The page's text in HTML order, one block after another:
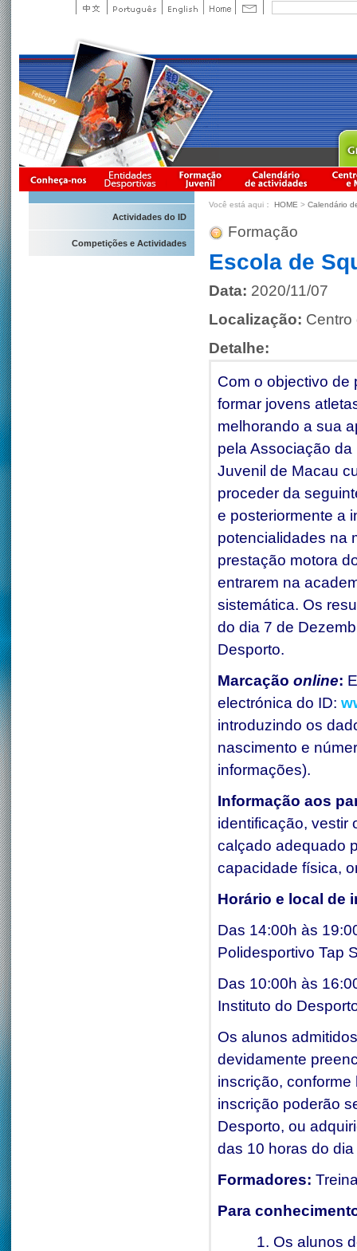
Actividades do ID
Competições e Actividades
Você está aqui： HOME > Calendário
Formação
Escola de
Data: 2020/11/07
Localização: Centro
Detalhe:
Com o objectivo de
formar jovens
melhorando a sua
pela Associação
Juvenil de Macau
proceder da
e posteriormente a
potencialidades na
prestação motora
entrarem na
sistemática. Os
do dia 7 de
Desporto.
Marcação online:
electrónica do ID:
introduzindo os
nascimento e
informações).
Informação aos
identificação, vestir
calçado adequado
capacidade física,
Horário e local de
Das 14:00h às
Polidesportivo Tap
Das 10:00h às
Instituto do
Os alunos
devidamente
inscrição,
inscrição poderão
Desporto, ou
das 10 horas do
Formadores:
Para
Os alunos